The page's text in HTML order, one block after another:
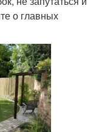
о главных